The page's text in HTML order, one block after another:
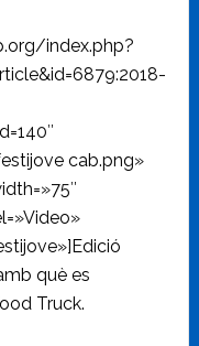
index.php?
cab.png»
què es
Truck.